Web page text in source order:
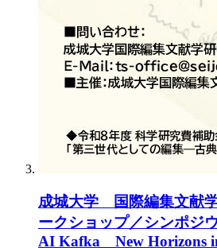
成城大学 国際編集文献
ークショップ／シンポ
AI Kafka New Horizons